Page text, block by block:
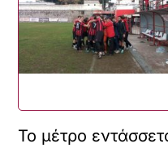
Το μέτρο